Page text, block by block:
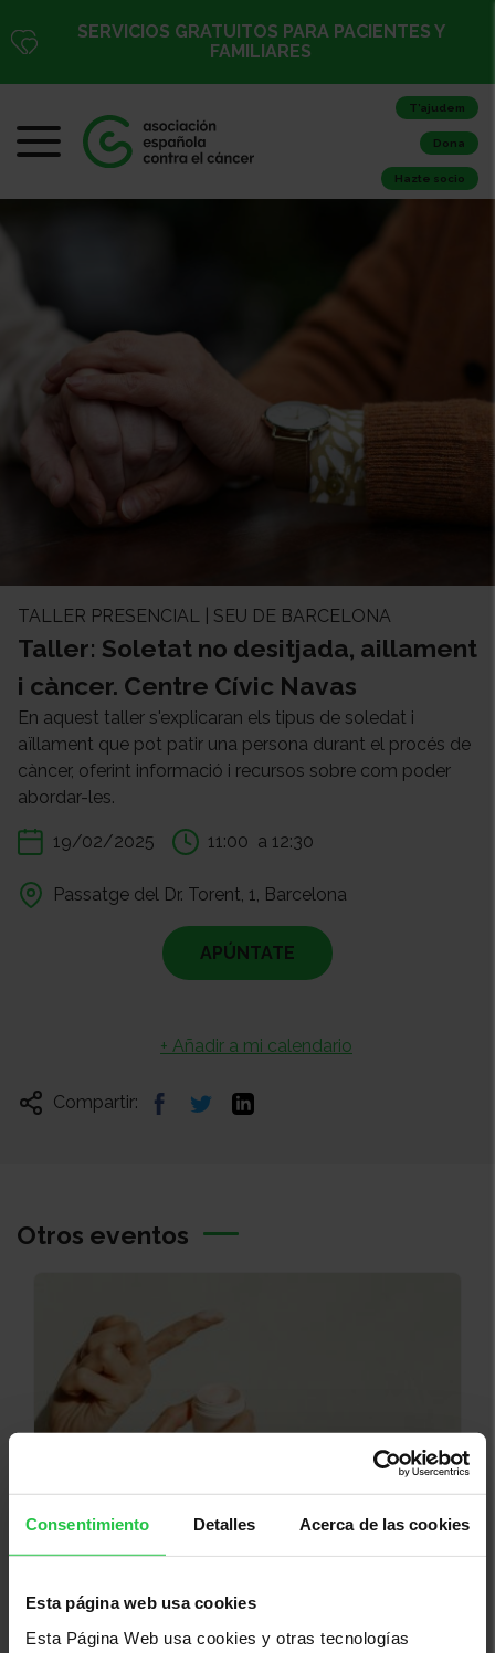
Consentimiento Detalles Acerca de las cookies
Esta página web usa cookies
Esta Página Web usa cookies y otras tecnologías
SERVICIOS GRATUITOS PARA PACIENTES Y
FAMILIARES
T’ajudem
Dona
Hazte socio
TALLER PRESENCIAL | SEU DE BARCELONA
Taller: Soletat no desitjada, aillament
i càncer. Centre Cívic Navas
En aquest taller s'explicaran els tipus de soledat i
aïllament que pot patir una persona durant el procés de
càncer, oferint informació i recursos sobre com poder
abordar-les.
19/02/2025 11:00 a 12:30
Passatge del Dr. Torent, 1, Barcelona
APÚNTATE
+ Añadir a mi calendario
Compartir:
Otros eventos
línia